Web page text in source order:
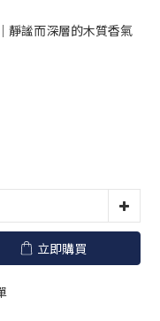
靜謐而深層的木質香氣
立即購買